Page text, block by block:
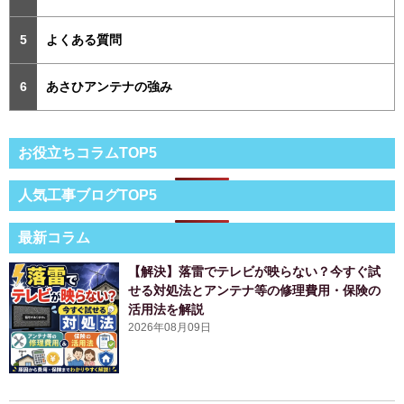
よくある質問
あさひアンテナの強み
お役立ちコラムTOP5
人気工事ブログTOP5
最新コラム
【解決】落雷でテレビが映らない？今すぐ試
せる対処法とアンテナ等の修理費用・保険の
活用法を解説
2026年08月09日